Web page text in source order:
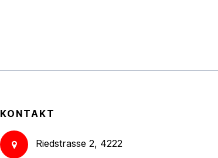
KONTAKT
Riedstrasse 2, 4222